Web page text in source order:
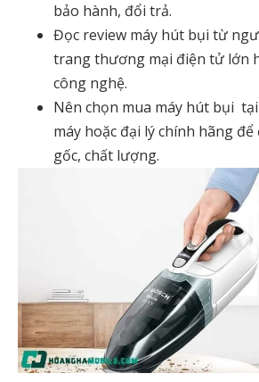
bảo hành, đổi trả.
Đọc review máy hút bụi từ
trang thương mại điện tử lớn
công nghệ.
Nên chọn mua máy hút bụi
máy hoặc đại lý chính hãng
gốc, chất lượng.